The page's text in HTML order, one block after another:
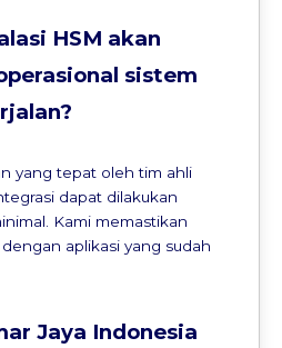
HSM akan
sistem
yang tepat oleh tim ahli
dapat dilakukan
Kami memastikan
aplikasi yang sudah
Jaya Indonesia